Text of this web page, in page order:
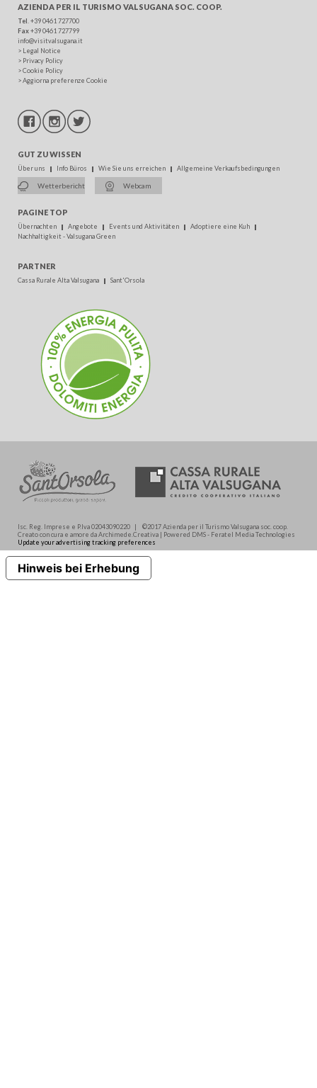
AZIENDA PER IL TURISMO VALSUGANA SOC. COOP.
Tel . +39 0461 727700
Fax+39 0461 727799
info@visitvalsugana.it
> Legal Notice
> Privacy Policy
>Cookie Policy
>Aggiorna preferenze Cookie
GUT ZU WISSEN
Über uns Info Büros Wie Sie uns erreichen Allgemeine Verkaufsbedingungen
Wetterbericht Webcam
PAGINE TOP
Übernachten Angebote Events und Aktivitäten
Adoptiere eine Kuh
Nachhaltigkeit - Valsugana Green
PARTNER
Cassa Rurale Alta Valsugana Sant'Orsola
Isc. Reg. Imprese e P.Iva 02043090220 | ©2017 Azienda per il Turismo Valsugana soc. coop.
Creato con cura e amore da Archimede.Creativa | Powered DMS - Feratel Media Technologies
Update your advertising tracking preferences
Hinweis bei Erhebung